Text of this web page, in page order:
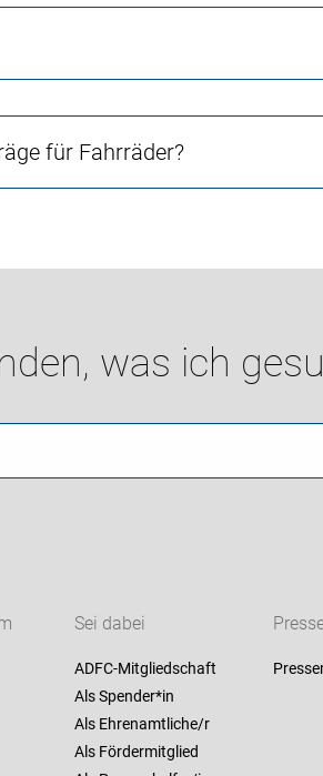
für Fahrräder?
was ich
Sei dabei
ADFC-Mitgliedschaft
Als Spender*in
Als Ehrenamtliche/r
Als Fördermitglied